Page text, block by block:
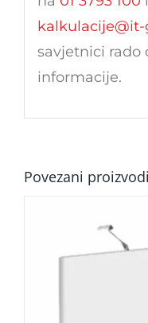
kalkulacije@it-
savjetnici rado
informacije.
Povezani proizvodi